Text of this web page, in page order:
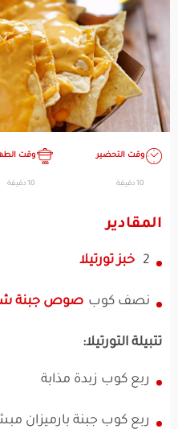
وقت التحضير
10 دقيقة
وقت
10 دقيقة
المقادير
2 خبز تورتيلا
نصف كوب صوص جبنة
تتبيلة التورتيلا:
ربع كوب زبدة مذابة
ربع كوب جبنة بارميزان